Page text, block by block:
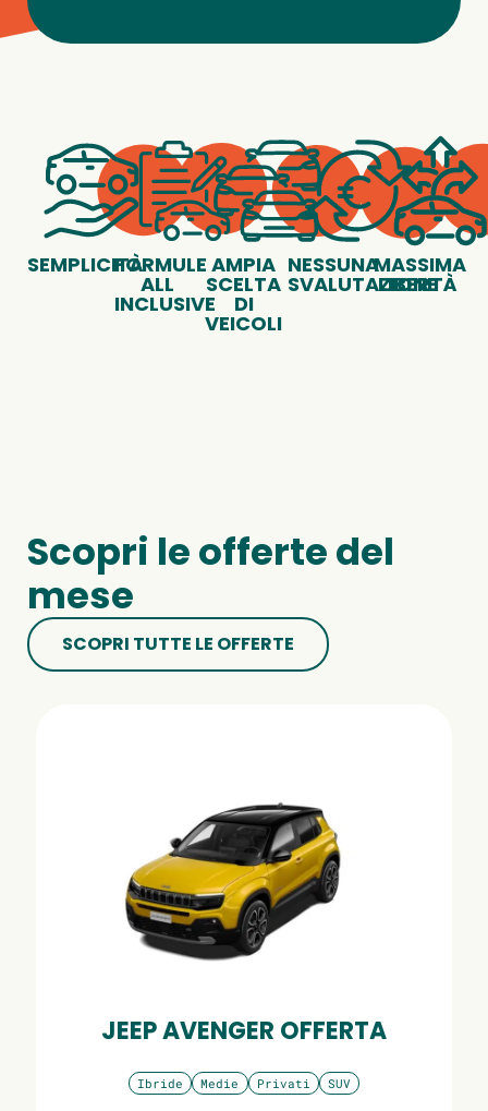
SEMPLICITÀFORMULE
ALL
INCLUSIVE
AMPIA
SCELTA
DI
VEICOLI
NESSUNA
SVALUTAZIONE
MASSIMA
LIBERTÀ
Scopri le offerte del
mese
SCOPRI TUTTE LE OFFERTE
JEEP AVENGER OFFERTA
Ibride Medie Privati SUV